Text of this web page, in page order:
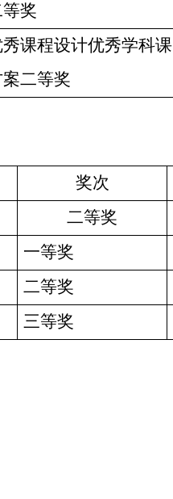
奖
课程设计优秀学科课
二等奖
奖次
二等奖
一等奖
二等奖
三等奖